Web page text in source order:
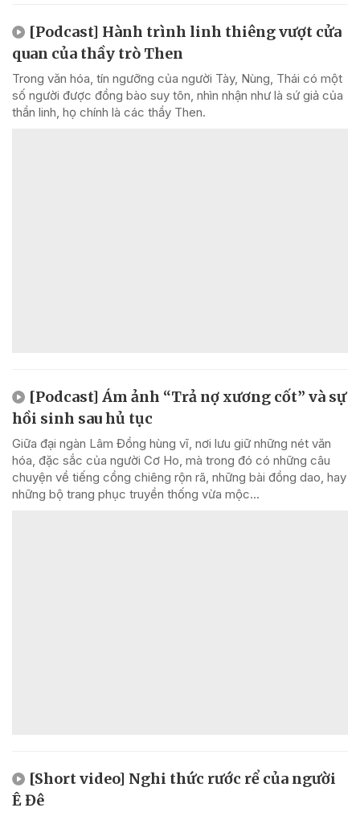
[Podcast] Hành trình linh thiêng vượt cửa
quan của thầy trò Then
Trong văn hóa, tín ngưỡng của người Tày, Nùng, Thái có một
số người được đồng bào suy tôn, nhìn nhận như là sứ giả của
thần linh, họ chính là các thầy Then.
[Podcast] Ám ảnh “Trả nợ xương cốt” và sự
hồi sinh sau hủ tục
Giữa đại ngàn Lâm Đồng hùng vĩ, nơi lưu giữ những nét văn
hóa, đặc sắc của người Cơ Ho, mà trong đó có những câu
chuyện về tiếng cồng chiêng rộn rã, những bài đồng dao, hay
những bộ trang phục truyền thống vừa mộc...
[Short video] Nghi thức rước rể của người
Ê Đê